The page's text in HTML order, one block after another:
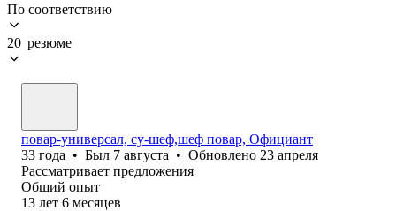
По соответствию
20 резюме
повар-универсал, су-шеф,шеф повар, Официант
33 года • Был 7 августа • Обновлено 23 апреля
Рассматривает предложения
Общий опыт
13 лет 6 месяцев